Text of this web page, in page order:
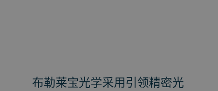
布勒莱宝光学采用引领精密光